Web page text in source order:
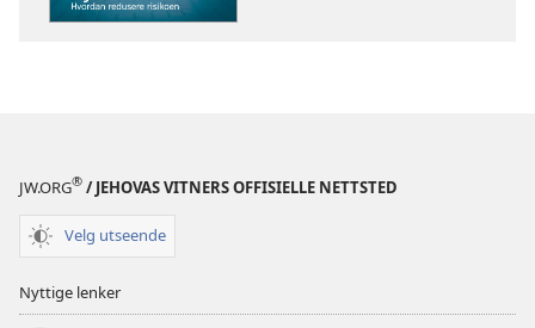
JW.ORG® / JEHOVAS VITNERS OFFISIELLE NETTSTED
Velg utseende
Nyttige lenker